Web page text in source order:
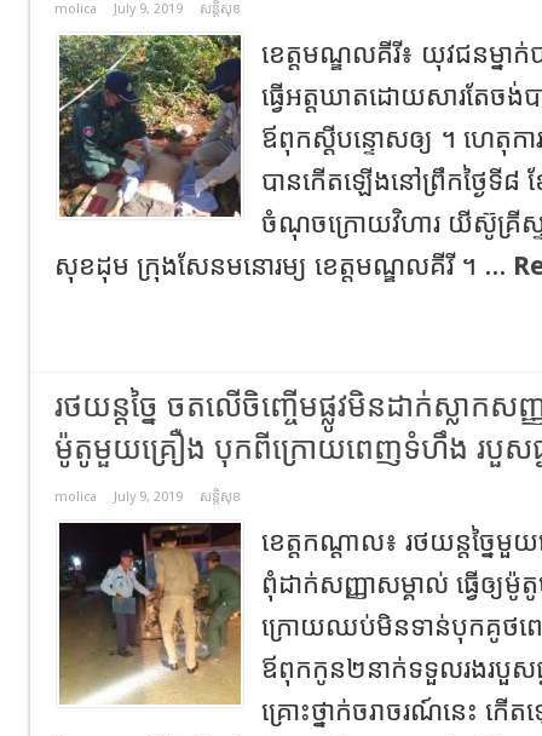
molica July 9, 2019 សន្តិសុខ
ខេត្តមណ្ឌលគីរី៖ យុវជនម្នាក់
ធ្វើអត្តឃាតដោយសារតែចង់
ឪពុកស្តីបន្ទោសឲ្យ ។ ហេតុកា
បានកើតឡើងនៅព្រឹកថ្ងៃទី៨
ចំណុចក្រោយវិហារ យីស៊ូគ្រីស្ទ
សុខដុម ក្រុងសែនមនោរម្យ ខេត្តមណ្ឌលគីរី ។ ...
រថយន្តច្នៃ ចតលើចិញ្ចើមផ្លូវមិនដាក់ស្លាកស
ម៉ូតូមួយគ្រឿង បុកពីក្រោយពេញទំហឹង របួសធ្
molica July 9, 2019 សន្តិសុខ
ខេត្តកណ្ដាល៖ រថយន្តច្នៃមួ
ពុំដាក់សញ្ញាសម្គាល់ ធ្វើឲ្យ
ក្រោយឈប់មិនទាន់បុកគូថ
ឪពុកកូន២នាក់ទទួលរងរបួស
គ្រោះថ្នាក់ចរាចរណ៍នេះ កើ